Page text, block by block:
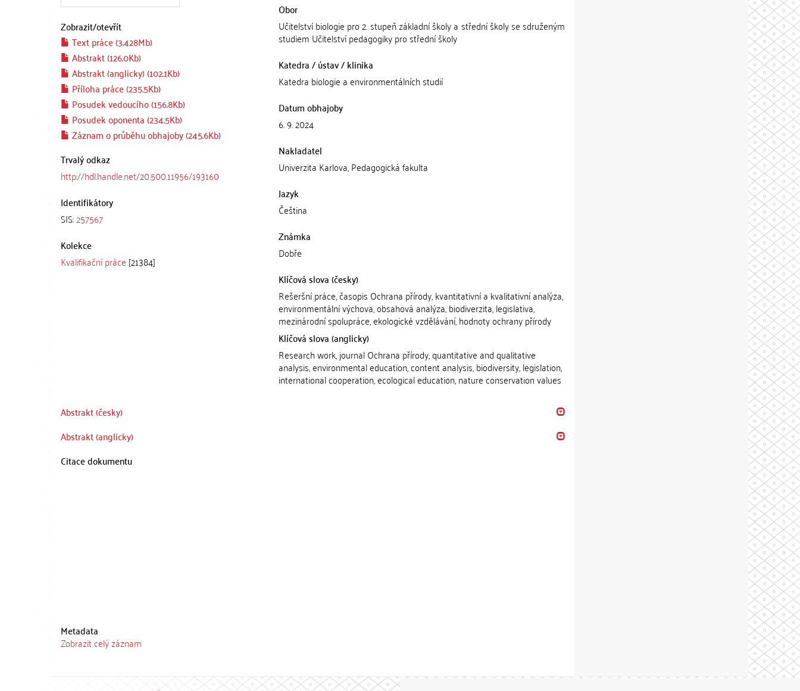
Zobrazit/otevřít
Text práce (3.428Mb)
Abstrakt (126.0Kb)
Abstrakt (anglicky) (102.1Kb)
Příloha práce (235.5Kb)
Posudek vedoucího (156.8Kb)
Posudek oponenta (234.5Kb)
Záznam o průběhu obhajoby (245.6Kb)
Trvalý odkaz
http://hdl.handle.net/20.500.11956/193160
Identifikátory
SIS:257567
Kolekce
Kvalifikační práce [21384]
Obor
Učitelství biologie pro 2. stupeň základní školy a střední školy se sdruženým
studiem Učitelství pedagogiky pro střední školy
Katedra / ústav / klinika
Katedra biologie a environmentálních studií
Datum obhajoby
6. 9. 2024
Nakladatel
Univerzita Karlova, Pedagogická fakulta
Jazyk
Čeština
Známka
Dobře
Klíčová slova (česky)
Rešeršní práce, časopis Ochrana přírody, kvantitativní a kvalitativní analýza,
environmentální výchova, obsahová analýza, biodiverzita, legislativa,
mezinárodní spolupráce, ekologické vzdělávání, hodnoty ochrany přírody
Klíčová slova (anglicky)
Research work, journal Ochrana přírody, quantitative and qualitative
analysis, environmental education, content analysis, biodiversity, legislation,
international cooperation, ecological education, nature conservation values
Abstrakt (česky)
Abstrakt (anglicky)
Citace dokumentu
Metadata
Zobrazit celý záznam